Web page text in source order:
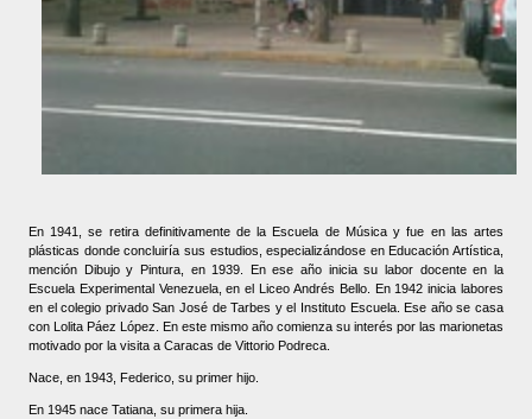
En 1941, se retira definitivamente de la Escuela de Música y fue en las artes
plásticas donde concluiría sus estudios, especializándose en Educación Artística,
mención Dibujo y Pintura, en 1939. En ese año inicia su labor docente en la
Escuela Experimental Venezuela, en el Liceo Andrés Bello. En 1942 inicia labores
en el colegio privado San José de Tarbes y el Instituto Escuela. Ese año se casa
con Lolita Páez López. En este mismo año comienza su interés por las marionetas
motivado por la visita a Caracas de Vittorio Podreca.
Nace, en 1943, Federico, su primer hijo.
En 1945 nace Tatiana, su primera hija.